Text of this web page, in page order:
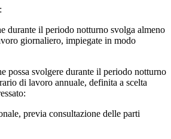
durante il periodo notturno svolga almeno
giornaliero, impiegate in modo
possa svolgere durante il periodo notturno
di lavoro annuale, definita a scelta
previa consultazione delle parti